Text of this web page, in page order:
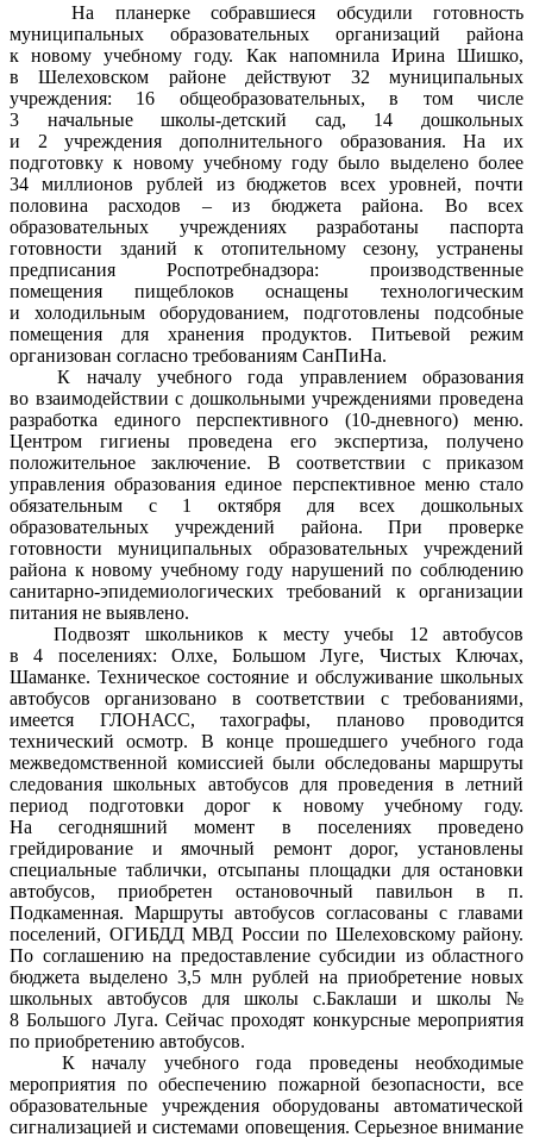
На планерке собравшиеся обсудили готовность
муниципальных образовательных организаций района
к новому учебному году. Как напомнила Ирина Шишко,
в Шелеховском районе действуют 32 муниципальных
учреждения: 16 общеобразовательных, в том числе
3 начальные школы-детский сад, 14 дошкольных
и 2 учреждения дополнительного образования. На их
подготовку к новому учебному году было выделено более
34 миллионов рублей из бюджетов всех уровней, почти
половина расходов – из бюджета района. Во всех
образовательных учреждениях разработаны паспорта
готовности зданий к отопительному сезону, устранены
предписания Роспотребнадзора: производственные
помещения пищеблоков оснащены технологическим
и холодильным оборудованием, подготовлены подсобные
помещения для хранения продуктов. Питьевой режим
организован согласно требованиям СанПиНа.
К началу учебного года управлением образования
во взаимодействии с дошкольными учреждениями проведена
разработка единого перспективного (10-дневного) меню.
Центром гигиены проведена его экспертиза, получено
положительное заключение. В соответствии с приказом
управления образования единое перспективное меню стало
обязательным с 1 октября для всех дошкольных
образовательных учреждений района. При проверке
готовности муниципальных образовательных учреждений
района к новому учебному году нарушений по соблюдению
санитарно-эпидемиологических требований к организации
питания не выявлено.
Подвозят школьников к месту учебы 12 автобусов
в 4 поселениях: Олхе, Большом Луге, Чистых Ключах,
Шаманке. Техническое состояние и обслуживание школьных
автобусов организовано в соответствии с требованиями,
имеется ГЛОНАСС, тахографы, планово проводится
технический осмотр. В конце прошедшего учебного года
межведомственной комиссией были обследованы маршруты
следования школьных автобусов для проведения в летний
период подготовки дорог к новому учебному году.
На сегодняшний момент в поселениях проведено
грейдирование и ямочный ремонт дорог, установлены
специальные таблички, отсыпаны площадки для остановки
автобусов, приобретен остановочный павильон в п.
Подкаменная. Маршруты автобусов согласованы с главами
поселений, ОГИБДД МВД России по Шелеховскому району.
По соглашению на предоставление субсидии из областного
бюджета выделено 3,5 млн рублей на приобретение новых
школьных автобусов для школы с.Баклаши и школы №
8 Большого Луга. Сейчас проходят конкурсные мероприятия
по приобретению автобусов.
К началу учебного года проведены необходимые
мероприятия по обеспечению пожарной безопасности, все
образовательные учреждения оборудованы автоматической
сигнализацией и системами оповещения. Серьезное внимание